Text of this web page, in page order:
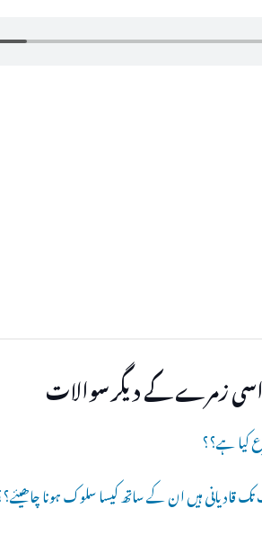
اسی زمرے کے دیگر سوالات
کیا ہے؟؟